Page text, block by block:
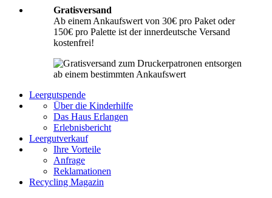
Gratisversand
Ab einem Ankaufswert von 30€ pro Paket oder
150€ pro Palette ist der innerdeutsche Versand
kostenfrei!
Leergutspende
Über die Kinderhilfe
Das Haus Erlangen
Erlebnisbericht
Leergutverkauf
Ihre Vorteile
Anfrage
Reklamationen
Recycling Magazin